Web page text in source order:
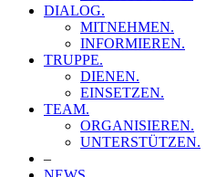
DIALOG.
MITNEHMEN.
INFORMIEREN.
TRUPPE.
DIENEN.
EINSETZEN.
TEAM.
ORGANISIEREN.
UNTERSTÜTZEN.
–